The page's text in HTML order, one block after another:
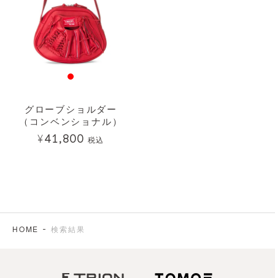
グローブショルダー
（コンベンショナル）
¥41,800 税込
HOME 検索結果